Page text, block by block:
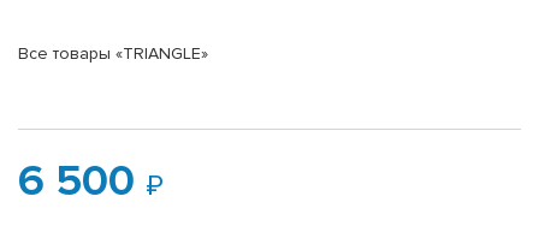
Все товары «TRIANGLE»
6 500